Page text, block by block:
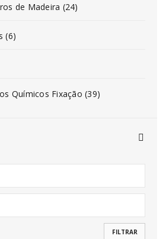
de Madeira (24)
(6)
Químicos Fixação (39)
FILTRAR